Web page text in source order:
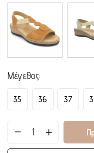
Μέγεθος
35 36 37